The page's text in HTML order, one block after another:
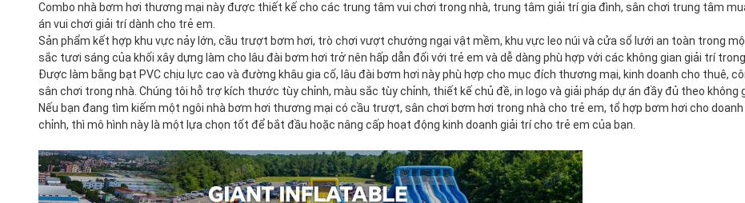
Combo nhà bơm hơi thương mại này được thiết kế cho các trung tâm vui chơi trong nhà, trung tâm giải trí gia đình, sân chơi trung tâm
án vui chơi giải trí dành cho trẻ em.
Sản phẩm kết hợp khu vực nảy lớn, cầu trượt bơm hơi, trò chơi vượt chướng ngại vật mềm, khu vực leo núi và cửa sổ lưới an toàn trong
sắc tươi sáng của khối xây dựng làm cho lâu đài bơm hơi trở nên hấp dẫn đối với trẻ em và dễ dàng phù hợp với các không gian giải trí trong
Được làm bằng bạt PVC chịu lực cao và đường khâu gia cố, lâu đài bơm hơi này phù hợp cho mục đích thương mại, kinh doanh cho thuê,
sân chơi trong nhà. Chúng tôi hỗ trợ kích thước tùy chỉnh, màu sắc tùy chỉnh, thiết kế chủ đề, in logo và giải pháp dự án đầy đủ theo
Nếu bạn đang tìm kiếm một ngôi nhà bơm hơi thương mại có cầu trượt, sân chơi bơm hơi trong nhà cho trẻ em, tổ hợp bơm hơi cho
chỉnh, thì mô hình này là một lựa chọn tốt để bắt đầu hoặc nâng cấp hoạt động kinh doanh giải trí cho trẻ em của bạn.